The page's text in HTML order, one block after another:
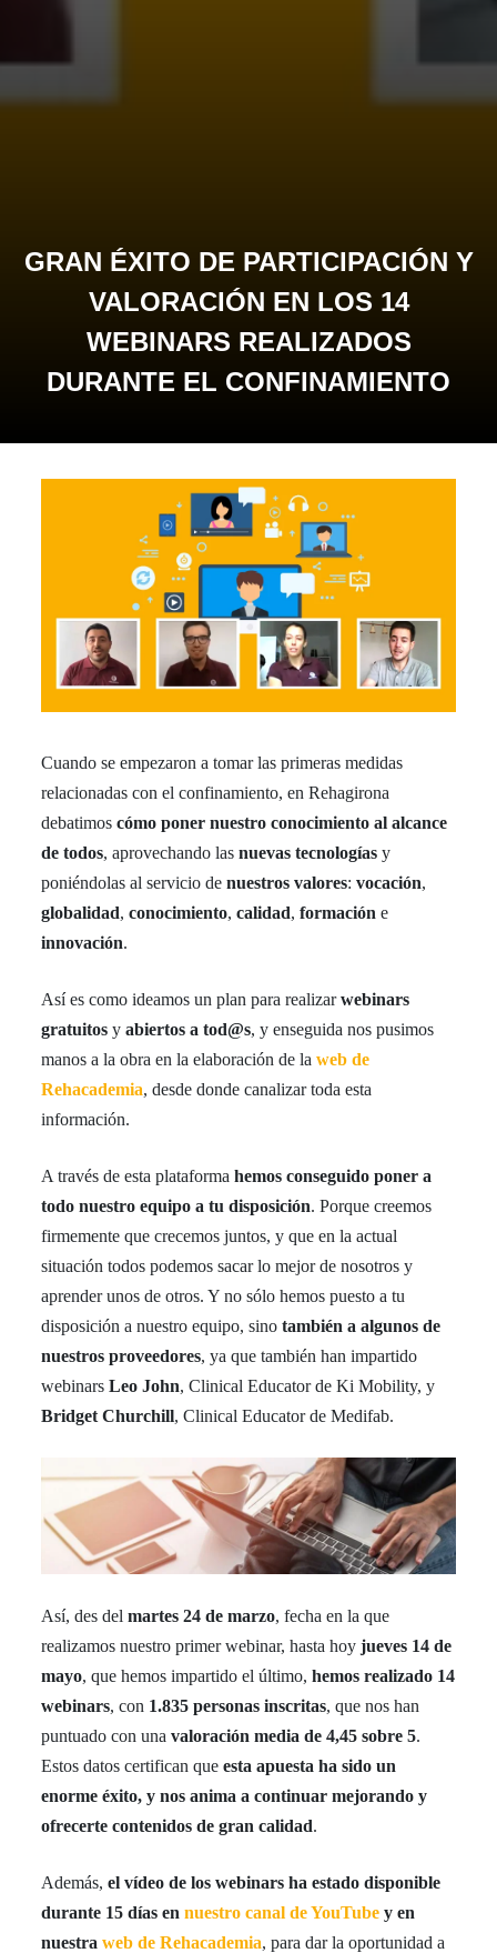
GRAN ÉXITO DE PARTICIPACIÓN Y
VALORACIÓN EN LOS 14
WEBINARS REALIZADOS
DURANTE EL CONFINAMIENTO
Cuando se empezaron a tomar las primeras medidas
relacionadas con el confinamiento, en Rehagirona
debatimoscómo poner nuestro conocimiento al alcance
de todos, aprovechando lasnuevas tecnologías y
poniéndolas al servicio denuestros valores:vocación,
globalidad,conocimiento,calidad,formación e
innovación.
Así es como ideamos un plan para realizarwebinars
gratuitos yabiertos a tod@s, y enseguida nos pusimos
manos a la obra en la elaboración de laweb de
Rehacademia, desde donde canalizar toda esta
información.
A través de esta plataformahemos conseguido poner a
todo nuestro equipo a tu disposición. Porque creemos
firmemente que crecemos juntos, y que en la actual
situación todos podemos sacar lo mejor de nosotros y
aprender unos de otros. Y no sólo hemos puesto a tu
disposición a nuestro equipo, sinotambién a algunos de
nuestros proveedores, ya que también han impartido
webinarsLeo John, Clinical Educator de Ki Mobility, y
Bridget Churchill, Clinical Educator de Medifab.
Así, des delmartes 24 de marzo, fecha en la que
realizamos nuestro primer webinar, hasta hoyjueves 14 de
mayo, que hemos impartido el último,hemos realizado 14
webinars, con 1.835 personas inscritas, que nos han
puntuado con unavaloración media de 4,45 sobre 5.
Estos datos certifican queesta apuesta ha sido un
enorme éxito, y nos anima a continuar mejorando y
ofrecerte contenidos de gran calidad.
Además,el vídeo de los webinars ha estado disponible
durante 15 días ennuestro canal de YouTube y en
nuestraweb de Rehacademia, para dar la oportunidad a